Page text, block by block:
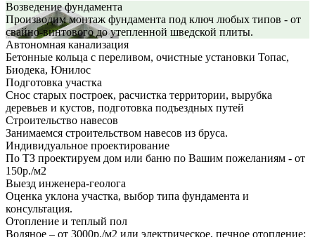
Возведение фундамента
Производим монтаж фундамента под ключ любых типов - от
свайно-винтового до утепленной шведской плиты.
Автономная канализация
Бетонные кольца с переливом, очистные установки Топас,
Биодека, Юнилос
Подготовка участка
Снос старых построек, расчистка территории, вырубка
деревьев и кустов, подготовка подъездных путей
Строительство навесов
Занимаемся строительством навесов из бруса.
Индивидуальное проектирование
По ТЗ проектируем дом или баню по Вашим пожеланиям - от
150р./м2
Выезд инженера-геолога
Оценка уклона участка, выбор типа фундамента и
консультация.
Отопление и теплый пол
Водяное – от 3000р./м2 или электрическое, печное отопление;